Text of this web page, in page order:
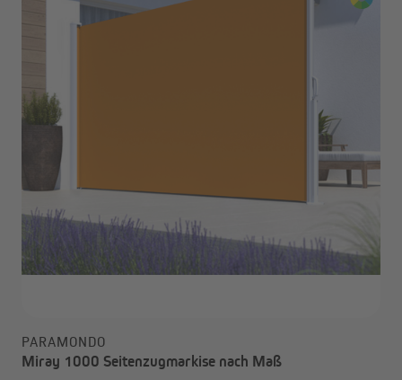
PARAMONDO
Miray 1000 Seitenzugmarkise nach Maß